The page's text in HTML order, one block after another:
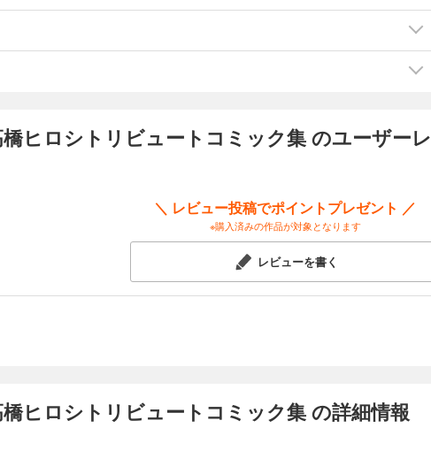
ロシトリビュートコミック集 のユーザーレ
＼ レビュー投稿でポイントプレゼント ／
※購入済みの作品が対象となります
レビューを書く
ロシトリビュートコミック集 の詳細情報